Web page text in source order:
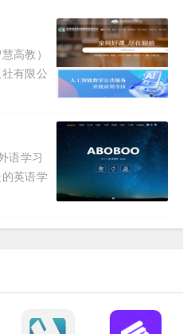
高教）
有限公
提供技
在线课
语学习
英语学
提